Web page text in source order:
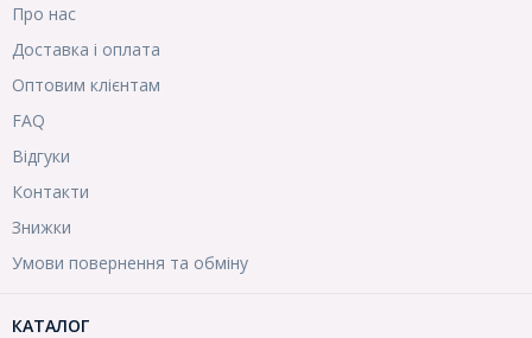
Про нас
Доставка і оплата
Оптовим клієнтам
FAQ
Відгуки
Контакти
Знижки
Умови повернення та обміну
КАТАЛОГ